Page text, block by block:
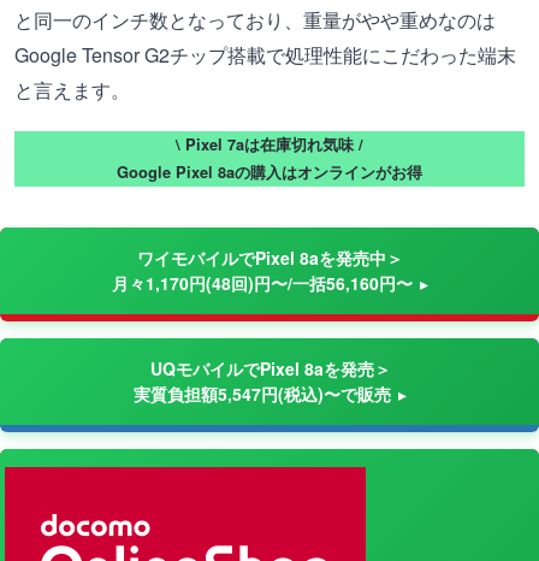
と同一のインチ数となっており、重量がやや重めなのは
Google Tensor G2チップ搭載で処理性能にこだわった端末
と言えます。
\ Pixel 7aは在庫切れ気味 /
Google Pixel 8aの購入はオンラインがお得
ワイモバイルでPixel 8aを発売中＞
月々1,170円(48回)円〜/一括56,160円〜
UQモバイルでPixel 8aを発売＞
実質負担額5,547円(税込)〜で販売